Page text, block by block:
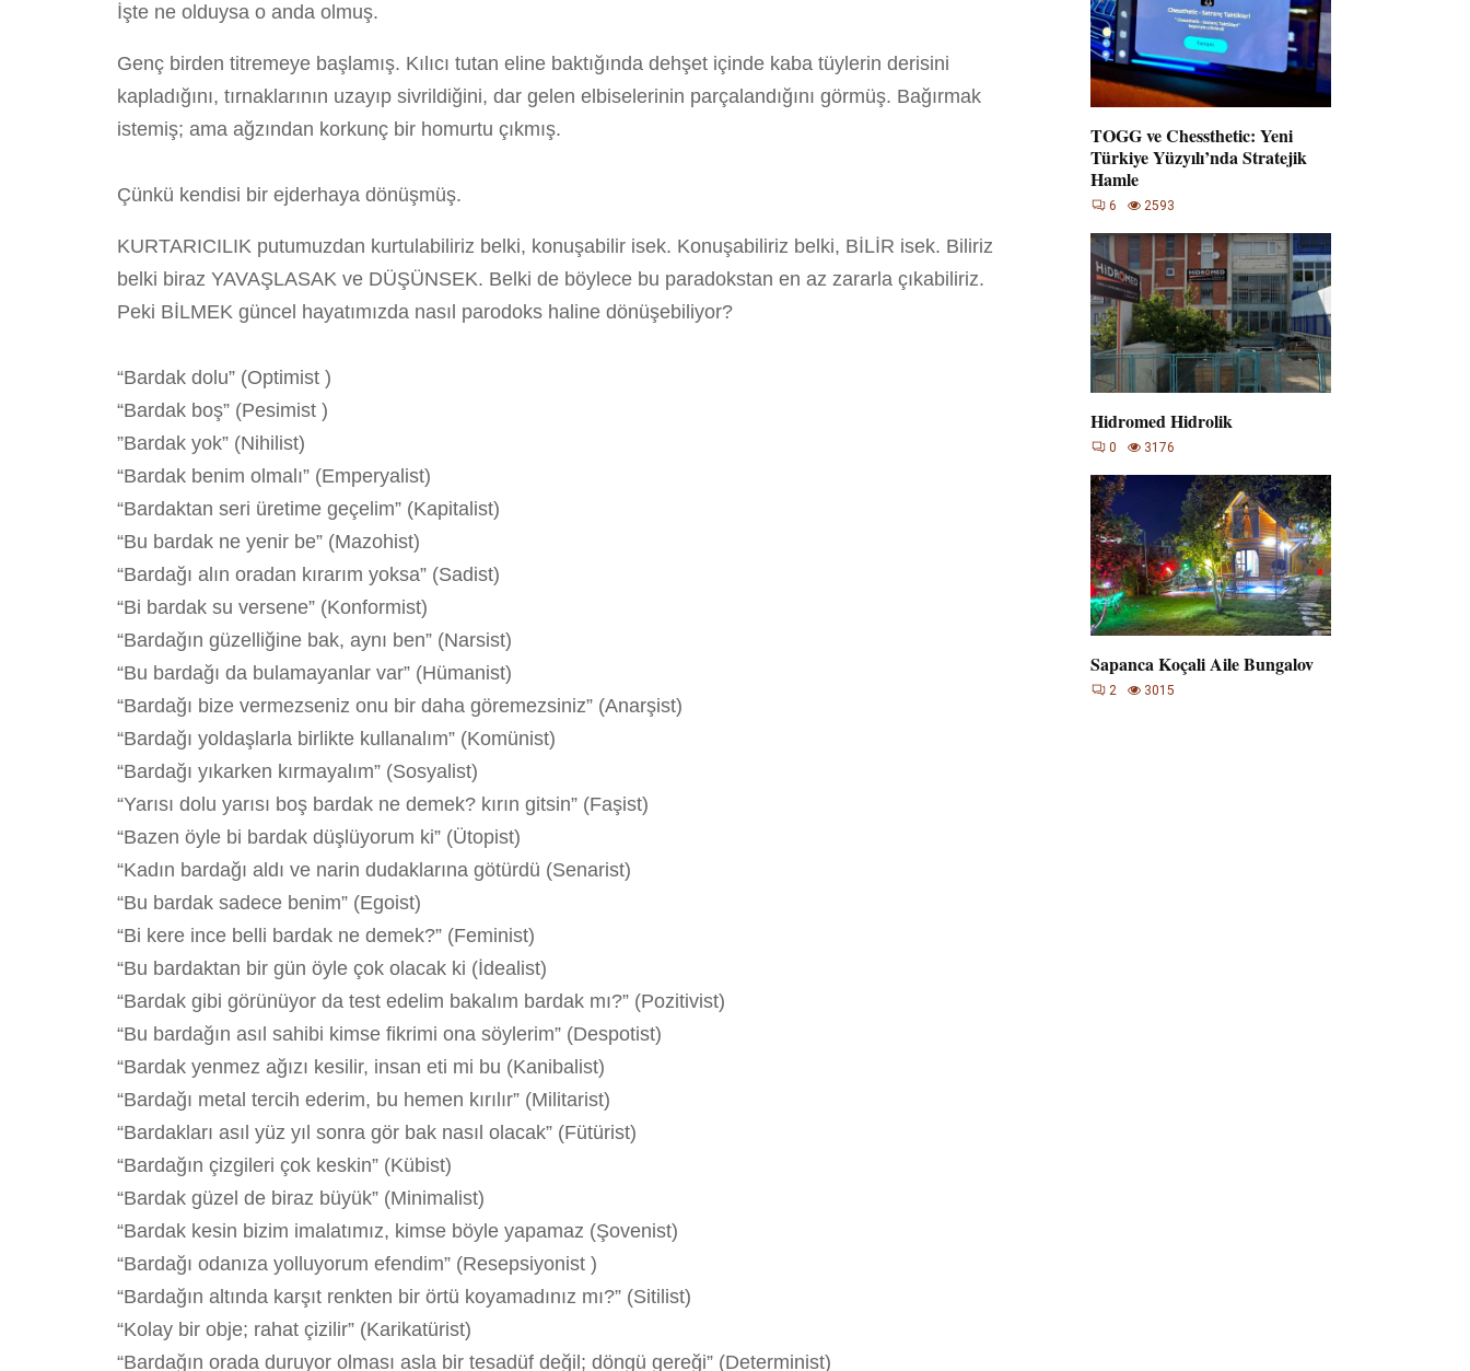
İşte ne olduysa o anda olmuş.
Genç birden titremeye başlamış. Kılıcı tutan eline baktığında dehşet içinde kaba tüylerin derisini
kapladığını, tırnaklarının uzayıp sivrildiğini, dar gelen elbiselerinin parçalandığını görmüş. Bağırmak
istemiş; ama ağzından korkunç bir homurtu çıkmış.
Çünkü kendisi bir ejderhaya dönüşmüş.
KURTARICILIK putumuzdan kurtulabiliriz belki, konuşabilir isek. Konuşabiliriz belki, BİLİR isek. Biliriz
belki biraz YAVAŞLASAK ve DÜŞÜNSEK. Belki de böylece bu paradokstan en az zararla çıkabiliriz.
Peki BİLMEK güncel hayatımızda nasıl parodoks haline dönüşebiliyor?
“Bardak dolu” (Optimist )
“Bardak boş” (Pesimist )
”Bardak yok” (Nihilist)
“Bardak benim olmalı” (Emperyalist)
“Bardaktan seri üretime geçelim” (Kapitalist)
“Bu bardak ne yenir be” (Mazohist)
“Bardağı alın oradan kırarım yoksa” (Sadist)
“Bi bardak su versene” (Konformist)
“Bardağın güzelliğine bak, aynı ben” (Narsist)
“Bu bardağı da bulamayanlar var” (Hümanist)
“Bardağı bize vermezseniz onu bir daha göremezsiniz” (Anarşist)
“Bardağı yoldaşlarla birlikte kullanalım” (Komünist)
“Bardağı yıkarken kırmayalım” (Sosyalist)
“Yarısı dolu yarısı boş bardak ne demek? kırın gitsin” (Faşist)
“Bazen öyle bi bardak düşlüyorum ki” (Ütopist)
“Kadın bardağı aldı ve narin dudaklarına götürdü (Senarist)
“Bu bardak sadece benim” (Egoist)
“Bi kere ince belli bardak ne demek?” (Feminist)
“Bu bardaktan bir gün öyle çok olacak ki (İdealist)
“Bardak gibi görünüyor da test edelim bakalım bardak mı?” (Pozitivist)
“Bu bardağın asıl sahibi kimse fikrimi ona söylerim” (Despotist)
“Bardak yenmez ağızı kesilir, insan eti mi bu (Kanibalist)
“Bardağı metal tercih ederim, bu hemen kırılır” (Militarist)
“Bardakları asıl yüz yıl sonra gör bak nasıl olacak” (Fütürist)
“Bardağın çizgileri çok keskin” (Kübist)
“Bardak güzel de biraz büyük” (Minimalist)
“Bardak kesin bizim imalatımız, kimse böyle yapamaz (Şovenist)
“Bardağı odanıza yolluyorum efendim” (Resepsiyonist )
“Bardağın altında karşıt renkten bir örtü koyamadınız mı?” (Sitilist)
“Kolay bir obje; rahat çizilir” (Karikatürist)
“Bardağın orada duruyor olması asla bir tesadüf değil; döngü gereği” (Determinist)
TOGG ve Chessthetic: Yeni
Türkiye Yüzyılı’nda Stratejik
Hamle
6 2593
Hidromed Hidrolik
0 3176
Sapanca Koçali Aile Bungalov
2 3015